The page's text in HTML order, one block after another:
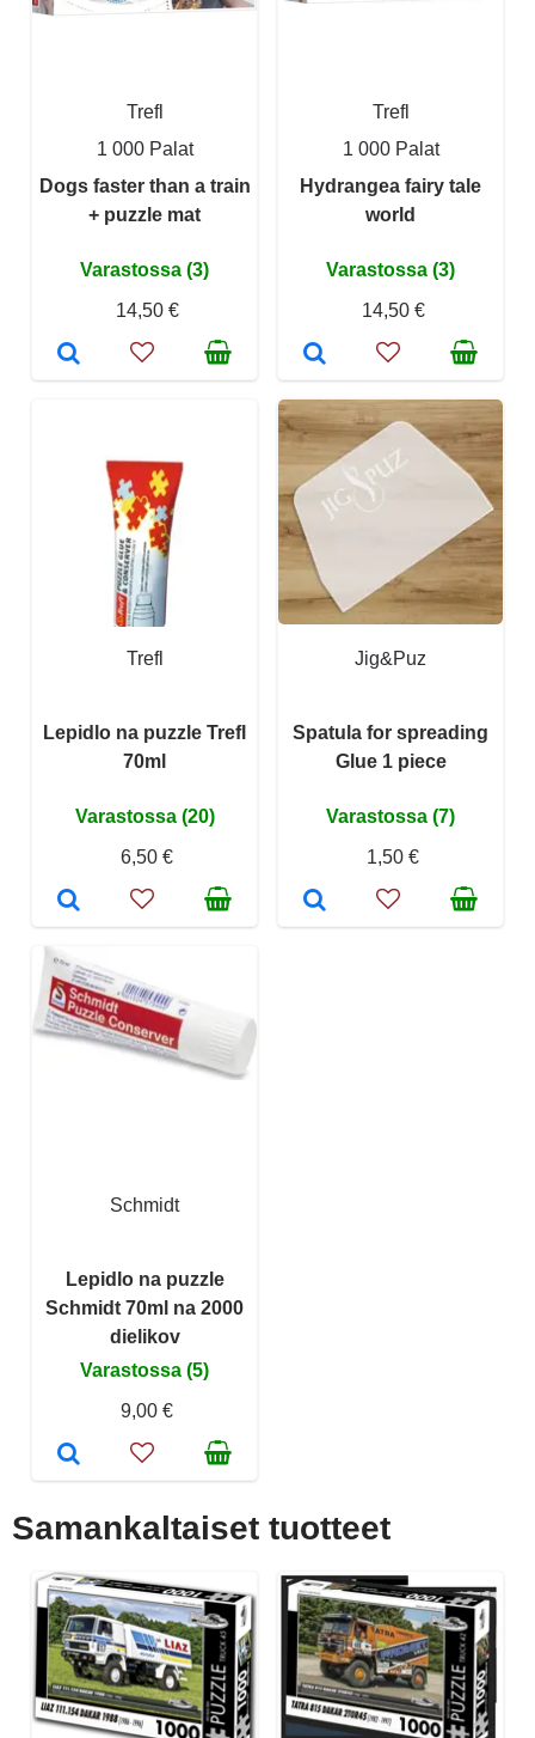
Trefl
1 000 Palat
Dogs faster than a train
+ puzzle mat
Varastossa (3)
14,50 €
Trefl
1 000 Palat
Hydrangea fairy tale
world
Varastossa (3)
14,50 €
Trefl
Lepidlo na puzzle Trefl
70ml
Varastossa (20)
6,50 €
Jig&Puz
Spatula for spreading
Glue 1 piece
Varastossa (7)
1,50 €
Schmidt
Lepidlo na puzzle
Schmidt 70ml na 2000
dielikov
Varastossa (5)
9,00 €
Samankaltaiset tuotteet